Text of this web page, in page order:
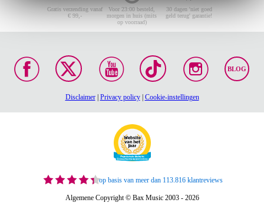
Gratis verzending vanaf
€ 99,-
Voor 23:00 besteld,
morgen in huis (mits
op voorraad)
30 dagen 'niet goed
geld terug' garantie!
BLOG
Disclaimer| Privacy policy| Cookie-instellingen
op basis van meer dan 113.816 klantreviews
Algemene Copyright © Bax Music 2003 - 2026